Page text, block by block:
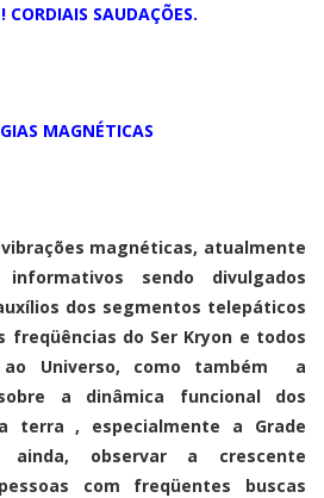
CORDIAIS SAUDAÇÕES.
MAGNÉTICAS
magnéticas, atualmente
sendo divulgados
dos segmentos telepáticos
freqüências do Ser Kryon e todos
Universo, como também a
a dinâmica funcional dos
terra , especialmente a Grade
ainda, observar a crescente
com freqüentes buscas